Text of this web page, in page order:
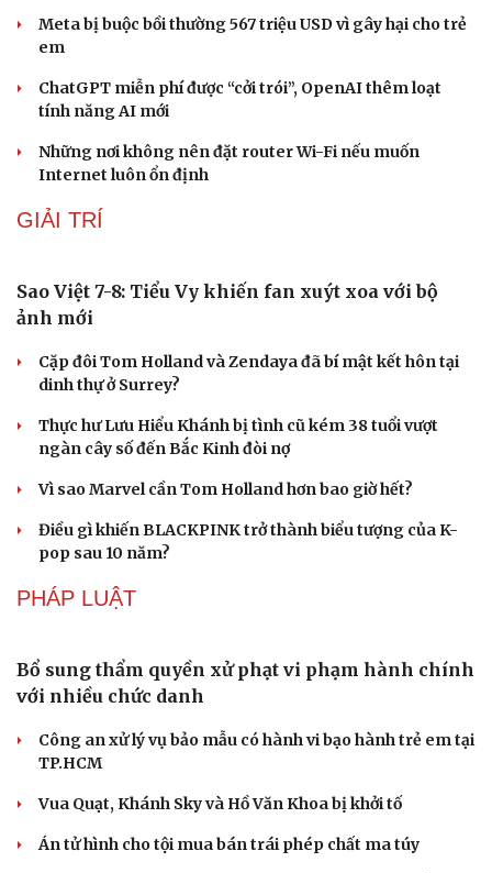
Cải chính
Nhặt bỏ 'hạt sạn' để làng biển Đắk Lắk giữ chân du
khách
CÔNG NGHỆ
Microsoft tăng tốc đầu tư hạ tầng AI tại Ấn Độ
Trung Quốc đưa vào hoạt động cơ sở điện toán AI lớn
nhất thế giới
Meta bị buộc bồi thường 567 triệu USD vì gây hại cho trẻ
em
ChatGPT miễn phí được “cởi trói”, OpenAI thêm loạt
tính năng AI mới
GIẢI TRÍ